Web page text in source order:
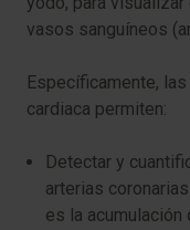
vasos sanguíneos
Específicamente,
cardiaca permiten:
Detectar y
arterias
es la